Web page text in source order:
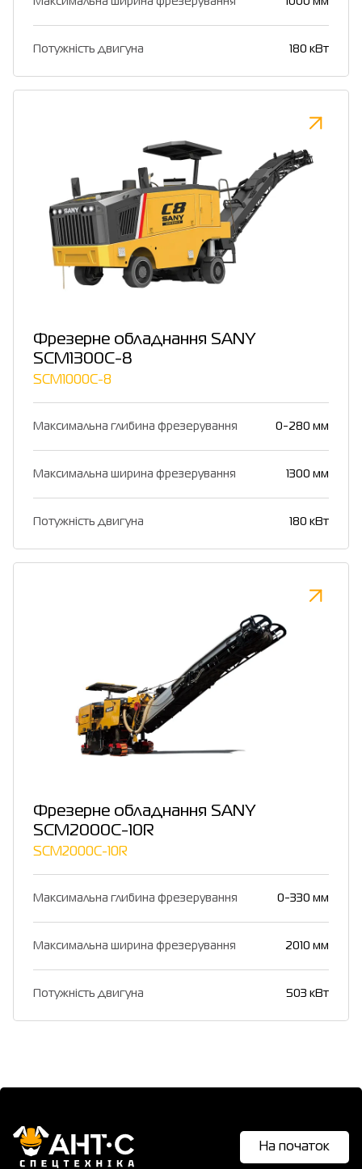
Потужність двигуна 180 кВт
Фрезерне обладнання SANY
SCM1300C-8
SCM1000C-8
Максимальна глибина фрезерування 0-280 мм
Максимальна ширина фрезерування 1300 мм
Потужність двигуна 180 кВт
Фрезерне обладнання SANY
SCM2000C-10R
SCM2000C-10R
Максимальна глибина фрезерування 0-330 мм
Максимальна ширина фрезерування 2010 мм
Потужність двигуна 503 кВт
На початок